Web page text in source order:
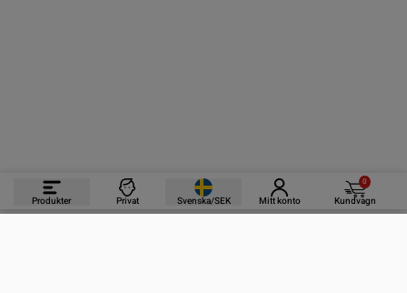
Produkter Privat Svenska/SEK Mitt konto
0
Kundvagn